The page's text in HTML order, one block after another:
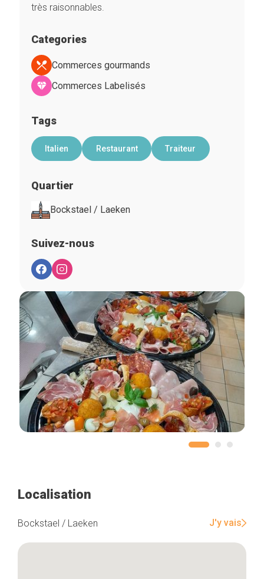
très raisonnables.
Categories
Commerces gourmands
Commerces Labelisés
Tags
Italien Restaurant Traiteur
Quartier
Bockstael / Laeken
Suivez-nous
Localisation
Bockstael / Laeken J'y vais